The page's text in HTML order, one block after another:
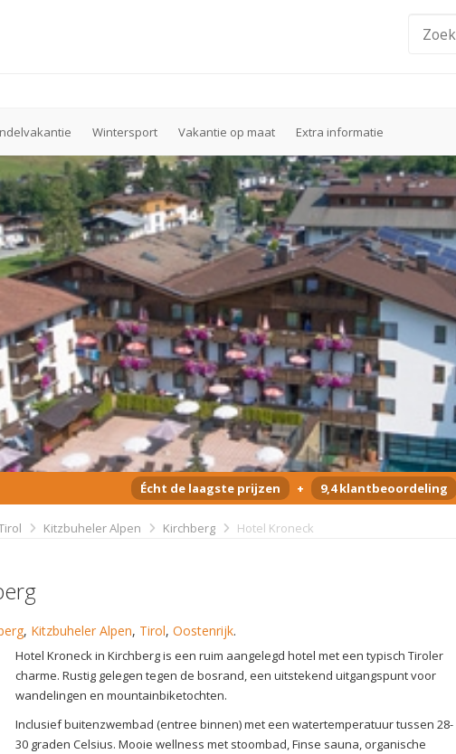
Wintersport Vakantie op maat Extra informatie
Écht de laagste prijzen + 9,4 klantbeoordeling
Kitzbuheler Alpen Kirchberg Hotel Kroneck
, Kitzbuheler Alpen, Tirol, Oostenrijk.
Hotel Kroneck in Kirchberg is een ruim aangelegd hotel met een typisch Tiroler
charme. Rustig gelegen tegen de bosrand, een uitstekend uitgangspunt voor
wandelingen en mountainbiketochten.
Inclusief buitenzwembad (entree binnen) met een watertemperatuur tussen 28-
30 graden Celsius. Mooie wellness met stoombad, Finse sauna, organische